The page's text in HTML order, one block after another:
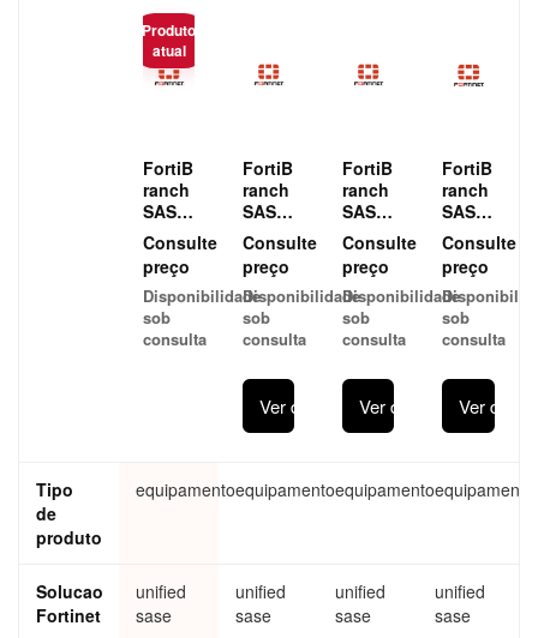
Produto
atual
FortiB
ranch
SASE-
20G-
WiFi
Consulte
preço
Disponibilidade
sob
consulta
FortiB
ranch
SASE-
10F-
WiFi
Consulte
preço
Disponibilidade
sob
consulta
Ver detalhes
FortiB
ranch
SASE-
10F-
WiFi
Consulte
preço
Disponibilidade
sob
consulta
Ver detalhes
FortiB
ranch
SASE-
10F-
WiFi
Consulte
preço
sob
consulta
Ver
Tipo
de
produto
equipamentoequipamentoequipamentoequipamento
Solucao
Fortinet
unified
sase
unified
sase
unified
sase
unified
sase